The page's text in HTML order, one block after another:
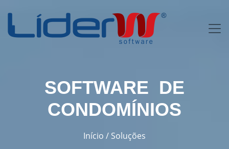
SOFTWARE DE
CONDOMÍNIOS
Início / Soluções